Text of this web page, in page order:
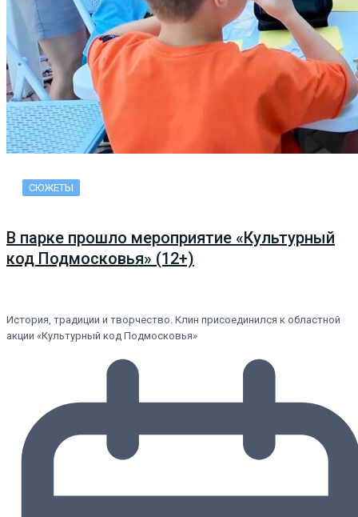
СЮЖЕТЫ
В парке прошло мероприятие «Культурный
код Подмосковья» (12+)
История, традиции и творчество. Клин присоединился к областной
акции «Культурный код Подмосковья»